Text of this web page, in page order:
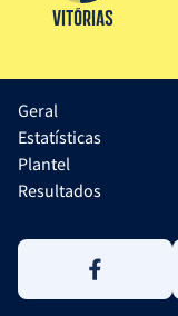
Vitórias
Geral
Estatísticas
Plantel
Resultados